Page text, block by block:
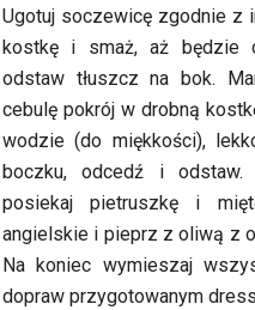
Ugotuj soczewicę zgodnie z
kostkę i smaż, aż będzie
odstaw tłuszcz na bok.
cebulę pokrój w drobną
wodzie (do miękkości),
boczku, odcedź i odstaw.
posiekaj pietruszkę i
angielskie i pieprz z oliwą z
Na koniec wymieszaj
dopraw przygotowanym